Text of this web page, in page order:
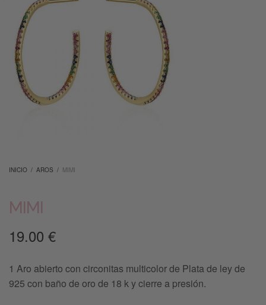
INICIO / AROS / MIMI
MIMI
19.00€
1 Aro abierto con circonitas multicolor de Plata de ley de
925 con baño de oro de 18 k y cierre a presión.